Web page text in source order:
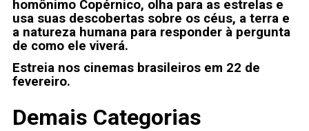
homônimo Copérnico, olha para as estrelas e
usa suas descobertas sobre os céus, a terra e
a natureza humana para responder à pergunta
de como ele viverá.
Estreia nos cinemas brasileiros em 22 de
fevereiro.
Demais Categorias